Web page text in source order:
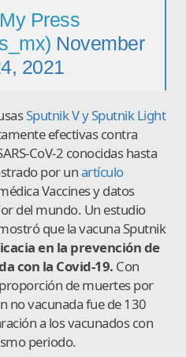
Press
November
2021
Sputnik V y Sputnik Light
efectivas contra
CoV-2 conocidas hasta
por unartículo
Vaccines y datos
del mundo. Un estudio
que la vacuna Sputnik
en la prevención de
con la Covid-19. Con
de muertes por
no vacunada fue de 130
a los vacunados con
periodo.